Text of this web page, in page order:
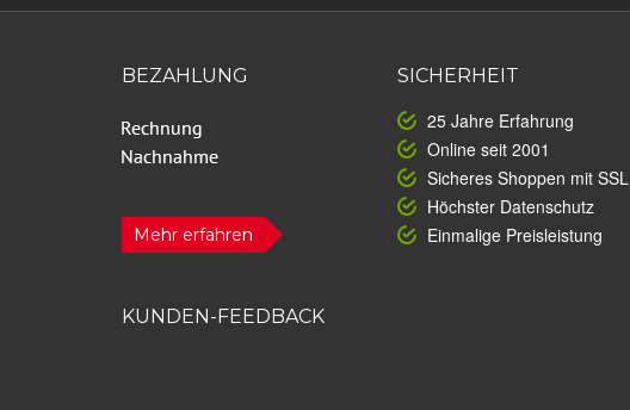
BEZAHLUNG
Mehr erfahren
SICHERHEIT
25 Jahre Erfahrung
Online seit 2001
Sicheres Shoppen mit SSL
Höchster Datenschutz
Einmalige Preisleistung
KUNDEN-FEEDBACK